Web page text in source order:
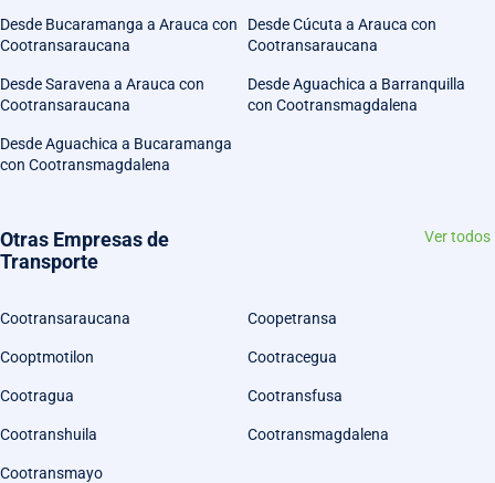
Desde Bucaramanga a Arauca con
Cootransaraucana
Desde Cúcuta a Arauca con
Cootransaraucana
Desde Saravena a Arauca con
Cootransaraucana
Desde Aguachica a Barranquilla
con Cootransmagdalena
Desde Aguachica a Bucaramanga
con Cootransmagdalena
Otras Empresas de
Transporte
Ver todos
Cootransaraucana Coopetransa
Cooptmotilon Cootracegua
Cootragua Cootransfusa
Cootranshuila Cootransmagdalena
Cootransmayo